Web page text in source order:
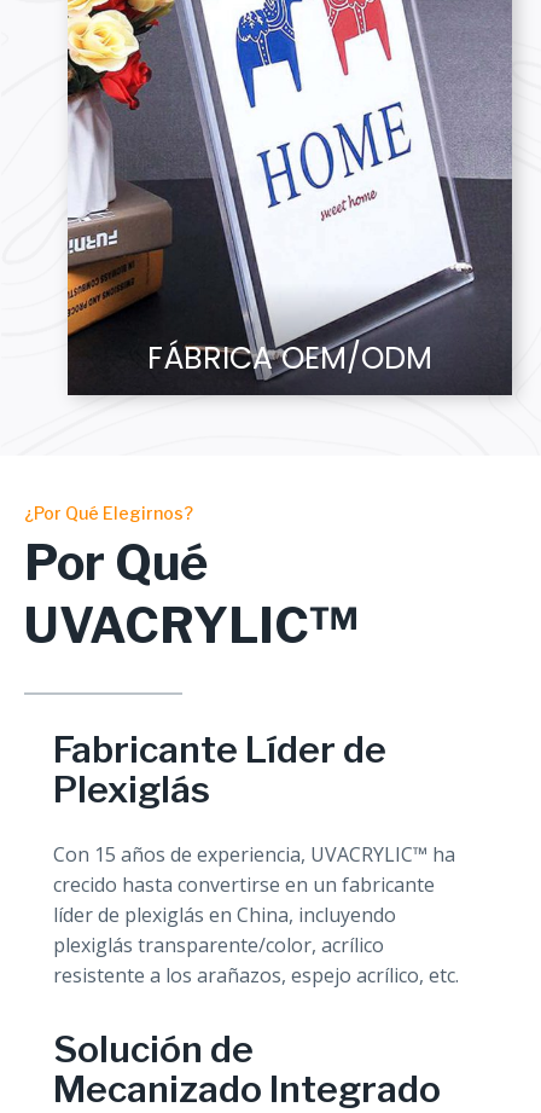
FÁBRICA OEM/ODM
¿Por Qué Elegirnos?
Por Qué
UVACRYLIC™
Fabricante Líder de
Plexiglás
Con 15 años de experiencia, UVACRYLIC™ ha
crecido hasta convertirse en un fabricante
líder de plexiglás en China, incluyendo
plexiglás transparente/color, acrílico
resistente a los arañazos, espejo acrílico, etc.
Solución de
Mecanizado Integrado